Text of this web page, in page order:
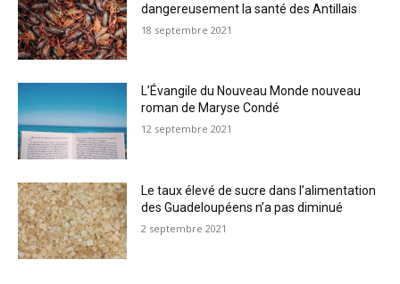
dangereusement la santé des Antillais
18 septembre 2021
L’Évangile du Nouveau Monde nouveau
roman de Maryse Condé
12 septembre 2021
Le taux élevé de sucre dans l’alimentation
des Guadeloupéens n’a pas diminué
2 septembre 2021